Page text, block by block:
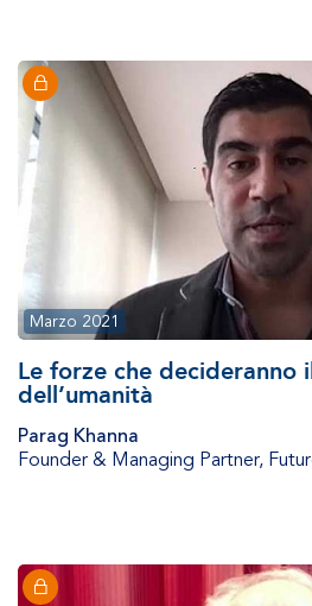
Marzo 2021
Le forze che decideranno
dell’umanità
Parag Khanna
Founder & Managing Partner,